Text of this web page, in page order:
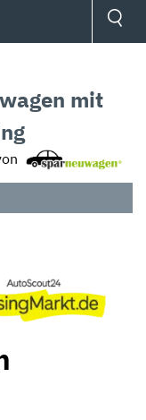
mit